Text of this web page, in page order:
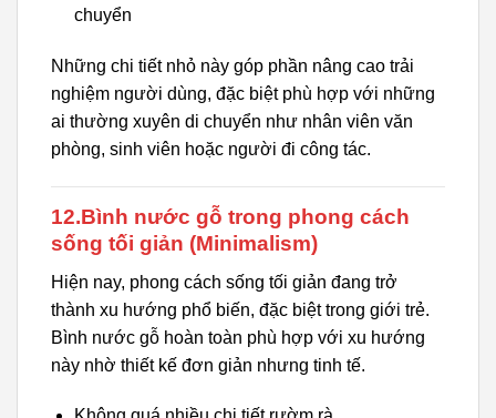
chuyển
Những chi tiết nhỏ này góp phần nâng cao trải
nghiệm người dùng, đặc biệt phù hợp với những
ai thường xuyên di chuyển như nhân viên văn
phòng, sinh viên hoặc người đi công tác.
12.Bình nước gỗ trong phong cách
sống tối giản (Minimalism)
Hiện nay, phong cách sống tối giản đang trở
thành xu hướng phổ biến, đặc biệt trong giới trẻ.
Bình nước gỗ hoàn toàn phù hợp với xu hướng
này nhờ thiết kế đơn giản nhưng tinh tế.